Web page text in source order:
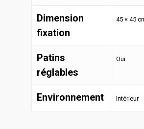
Dimension
fixation
45 × 45
Patins
réglables
Oui
Environnement Intérieur